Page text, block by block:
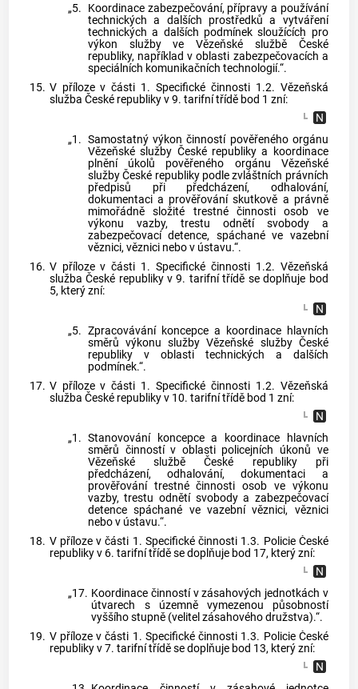
„5. Koordinace zabezpečování, přípravy a používání
technických a dalších prostředků a vytváření
technických a dalších podmínek sloužících pro
výkon služby ve Vězeňské službě České
republiky, například v oblasti zabezpečovacích a
speciálních komunikačních technologií.“.
15. V příloze v části 1. Specifické činnosti 1.2. Vězeňská
služba České republiky v 9. tarifní třídě bod 1 zní:
„1. Samostatný výkon činností pověřeného orgánu
Vězeňské služby České republiky a koordinace
plnění úkolů pověřeného orgánu Vězeňské
služby České republiky podle zvláštních právních
předpisů při předcházení, odhalování,
dokumentaci a prověřování skutkově a právně
mimořádně složité trestné činnosti osob ve
výkonu vazby, trestu odnětí svobody a
zabezpečovací detence, spáchané ve vazební
věznici, věznici nebo v ústavu.“.
16. V příloze v části 1. Specifické činnosti 1.2. Vězeňská
služba České republiky v 9. tarifní třídě se doplňuje bod
5, který zní:
„5. Zpracovávání koncepce a koordinace hlavních
směrů výkonu služby Vězeňské služby České
republiky v oblasti technických a dalších
podmínek.“.
17. V příloze v části 1. Specifické činnosti 1.2. Vězeňská
služba České republiky v 10. tarifní třídě bod 1 zní:
„1. Stanovování koncepce a koordinace hlavních
směrů činností v oblasti policejních úkonů ve
Vězeňské službě České republiky při
předcházení, odhalování, dokumentaci a
prověřování trestné činnosti osob ve výkonu
vazby, trestu odnětí svobody a zabezpečovací
detence spáchané ve vazební věznici, věznici
nebo v ústavu.“.
18. V příloze v části 1. Specifické činnosti 1.3. Policie České
republiky v 6. tarifní třídě se doplňuje bod 17, který zní:
„17. Koordinace činností v zásahových jednotkách v
útvarech s územně vymezenou působností
vyššího stupně (velitel zásahového družstva).“.
19. V příloze v části 1. Specifické činnosti 1.3. Policie České
republiky v 7. tarifní třídě se doplňuje bod 13, který zní: